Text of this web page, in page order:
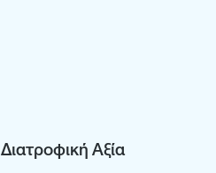
Διατροφική Αξία